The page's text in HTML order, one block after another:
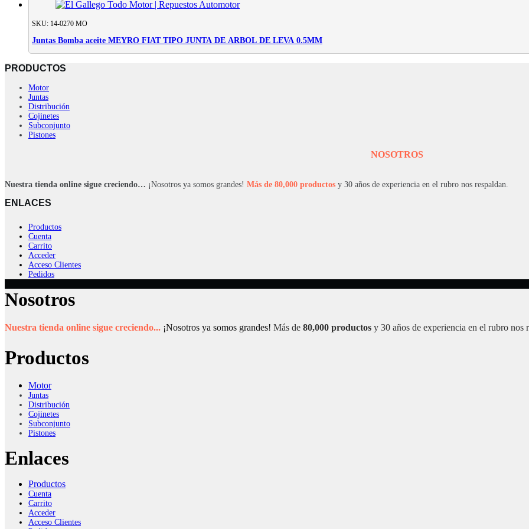
SKU: 14-0270 MO
Juntas Bomba aceite MEYRO FIAT TIPO JUNTA DE ARBOL DE LEVA 0.5MM
PRODUCTOS
Motor
Juntas
Distribución
Cojinetes
Subconjunto
Pistones
NOSOTROS
Nuestra tienda online sigue creciendo… ¡Nosotros ya somos grandes! Más de 80,000 productos y 30 años de experiencia en el rubro nos respaldan.
ENLACES
Productos
Cuenta
Carrito
Acceder
Acceso Clientes
Pedidos
Nosotros
Nuestra tienda online sigue creciendo... ¡Nosotros ya somos grandes! Más de 80,000 productos y 30 años de experiencia en el rubro nos
Productos
Motor
Juntas
Distribución
Cojinetes
Subconjunto
Pistones
Enlaces
Productos
Cuenta
Carrito
Acceder
Acceso Clientes